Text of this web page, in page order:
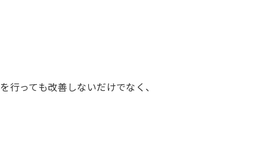
っても改善しないだけでなく、